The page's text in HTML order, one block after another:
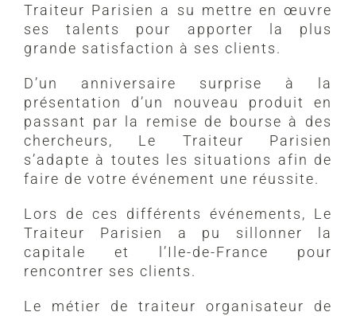
Traiteur Parisien a su mettre en œuvre
ses talents pour apporter la plus
grande satisfaction à ses clients.
D’un anniversaire surprise à la
présentation d’un nouveau produit en
passant par la remise de bourse à des
chercheurs, Le Traiteur Parisien
s’adapte à toutes les situations afin de
faire de votre événement une réussite.
Lors de ces différents événements, Le
Traiteur Parisien a pu sillonner la
capitale et l’Ile-de-France pour
rencontrer ses clients.
Le métier de traiteur organisateur de